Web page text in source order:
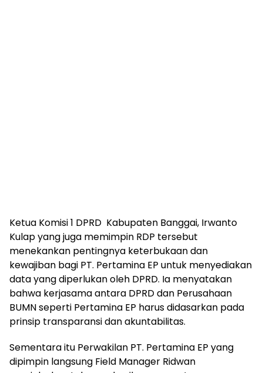
Ketua Komisi 1 DPRD Kabupaten Banggai, Irwanto
Kulap yang juga memimpin RDP tersebut
menekankan pentingnya keterbukaan dan
kewajiban bagi PT. Pertamina EP untuk menyediakan
data yang diperlukan oleh DPRD. Ia menyatakan
bahwa kerjasama antara DPRD dan Perusahaan
BUMN seperti Pertamina EP harus didasarkan pada
prinsip transparansi dan akuntabilitas.
Sementara itu Perwakilan PT. Pertamina EP yang
dipimpin langsung Field Manager Ridwan